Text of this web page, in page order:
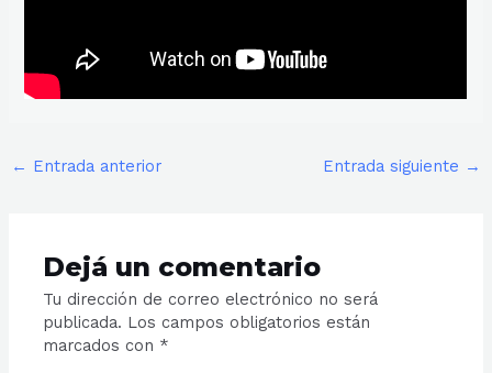
← Entrada anterior Entrada siguiente →
Dejá un comentario
Tu dirección de correo electrónico no será
publicada. Los campos obligatorios están
marcados con *